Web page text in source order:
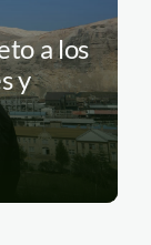
a los
y